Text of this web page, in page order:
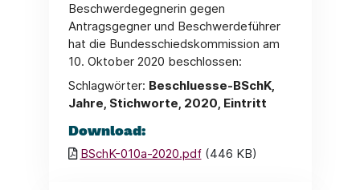
Beschwerdegegnerin gegen
Antragsgegner und Beschwerdeführer
hat die Bundesschiedskommission am
10. Oktober 2020 beschlossen:
Schlagwörter: Beschluesse-BSchK,
Jahre, Stichworte, 2020, Eintritt
Download:
BSchK-010a-2020.pdf(446 KB)